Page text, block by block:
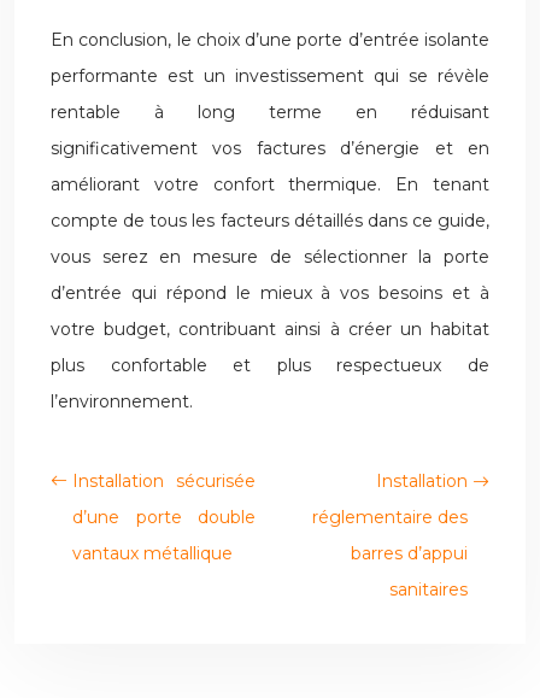
En conclusion, le choix d’une porte d’entrée isolante
performante est un investissement qui se révèle
rentable à long terme en réduisant
significativement vos factures d’énergie et en
améliorant votre confort thermique. En tenant
compte de tous les facteurs détaillés dans ce guide,
vous serez en mesure de sélectionner la porte
d’entrée qui répond le mieux à vos besoins et à
votre budget, contribuant ainsi à créer un habitat
plus confortable et plus respectueux de
l’environnement.
Installation sécurisée
d’une porte double
vantaux métallique
Installation
réglementaire des
barres d’appui
sanitaires